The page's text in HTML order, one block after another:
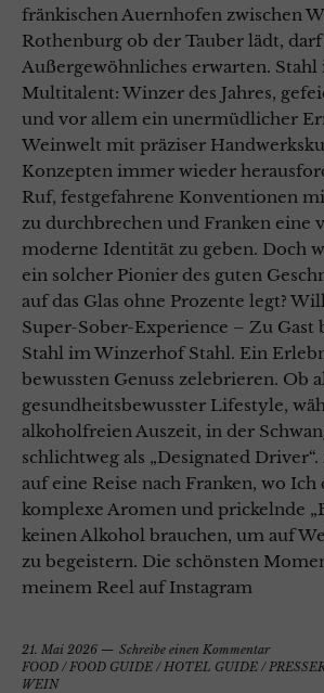
fränkischen Auernhofen zwischen
Rothenburg ob der Tauber lädt,
Außergewöhnliches erwarten. Stahl
Multitalent: Winzer des Jahres,
und vor allem ein unermüdlicher
Weinwelt mit präziser
Konzepten immer wieder
Ruf, festgefahrene Konventionen
zu durchbrechen und Franken eine
moderne Identität zu geben. Doch
ein solcher Pionier des guten
auf das Glas ohne Prozente legt?
Super-Sober-Experience – Zu Gast
Stahl im Winzerhof Stahl. Ein
bewussten Genuss zelebrieren. Ob
gesundheitsbewusster Lifestyle,
alkoholfreien Auszeit, in der
schlichtweg als „Designated
auf eine Reise nach Franken, wo Ich
komplexe Aromen und prickelnde
keinen Alkohol brauchen, um auf
zu begeistern. Die schönsten
meinem Reel auf Instagram
21. Mai 2026
Schreibe einen Kommentar
FOOD / FOOD GUIDE / HOTEL GUIDE /
WEIN